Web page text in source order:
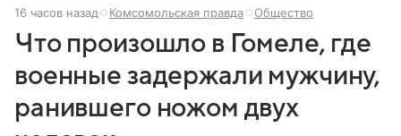
16 часов назад Комсомольская правда Общество
Что произошло в Гомеле, где
военные задержали мужчину,
ранившего ножом двух